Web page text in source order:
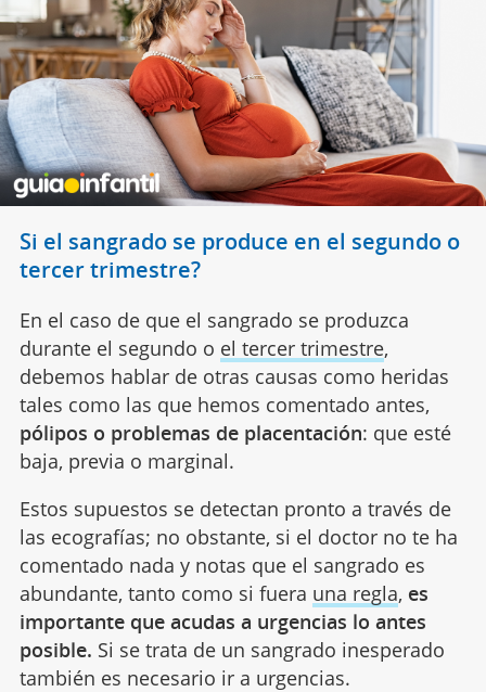
Si el sangrado se produce en el segundo o
tercer trimestre?
En el caso de que el sangrado se produzca
durante el segundo o el tercer trimestre,
debemos hablar de otras causas como heridas
tales como las que hemos comentado antes,
pólipos o problemas de placentación: que esté
baja, previa o marginal.
Estos supuestos se detectan pronto a través de
las ecografías; no obstante, si el doctor no te ha
comentado nada y notas que el sangrado es
abundante, tanto como si fuera una regla, es
importante que acudas a urgencias lo antes
posible. Si se trata de un sangrado inesperado
también es necesario ir a urgencias.